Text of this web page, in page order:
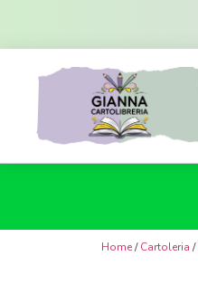
Home/Cartoleria /